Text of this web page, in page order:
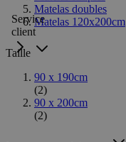
Service
client
Matelas doubles
Matelas 120x200cm
Taille
90 x 190cm
(2)
90 x 200cm
(2)